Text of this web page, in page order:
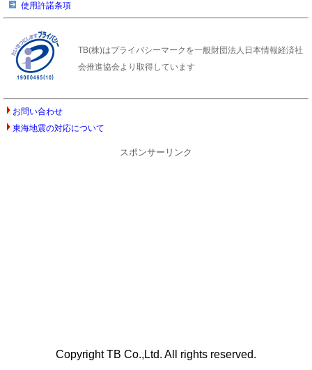
使用許諾条項
TB(株)はプライバシーマークを一般財団法人日本情報経済社
会推進協会より取得しています
お問い合わせ
東海地震の対応について
スポンサーリンク
Copyright TB Co.,Ltd. All rights reserved.